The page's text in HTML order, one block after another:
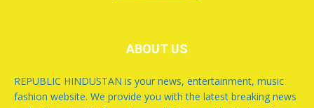
ABOUT US
REPUBLIC HINDUSTAN is your news, entertainment, music
fashion website. We provide you with the latest breaking news